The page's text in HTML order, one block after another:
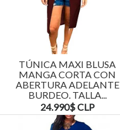
TÚNICA MAXI BLUSA
MANGA CORTA CON
ABERTURA ADELANTE
BURDEO. TALLA...
24.990$ CLP